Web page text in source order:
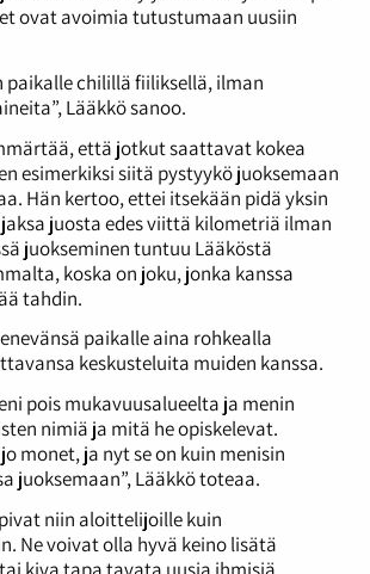
ovat avoimia tutustumaan uusiin
paikalle chilillä fiiliksellä, ilman
Lääkkö sanoo.
että jotkut saattavat kokea
esimerkiksi siitä pystyykö juoksemaan
Hän kertoo, ettei itsekään pidä yksin
juosta edes viittä kilometriä ilman
juokseminen tuntuu Lääköstä
koska on joku, jonka kanssa
tahdin.
paikalle aina rohkealla
keskusteluita muiden kanssa.
pois mukavuusalueelta ja menin
nimiä ja mitä he opiskelevat.
monet, ja nyt se on kuin menisin
juoksemaan”, Lääkkö toteaa.
niin aloittelijoille kuin
Ne voivat olla hyvä keino lisätä